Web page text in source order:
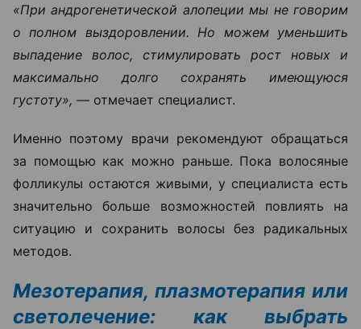
«При андрогенетической алопеции мы не говорим
о полном выздоровлении. Но можем уменьшить
выпадение волос, стимулировать рост новых и
максимально долго сохранять имеющуюся
густоту», — отмечает специалист.
Именно поэтому врачи рекомендуют обращаться
за помощью как можно раньше. Пока волосяные
фолликулы остаются живыми, у специалиста есть
значительно больше возможностей повлиять на
ситуацию и сохранить волосы без радикальных
методов.
Мезотерапия, плазмотерапия или
светолечение: как выбрать